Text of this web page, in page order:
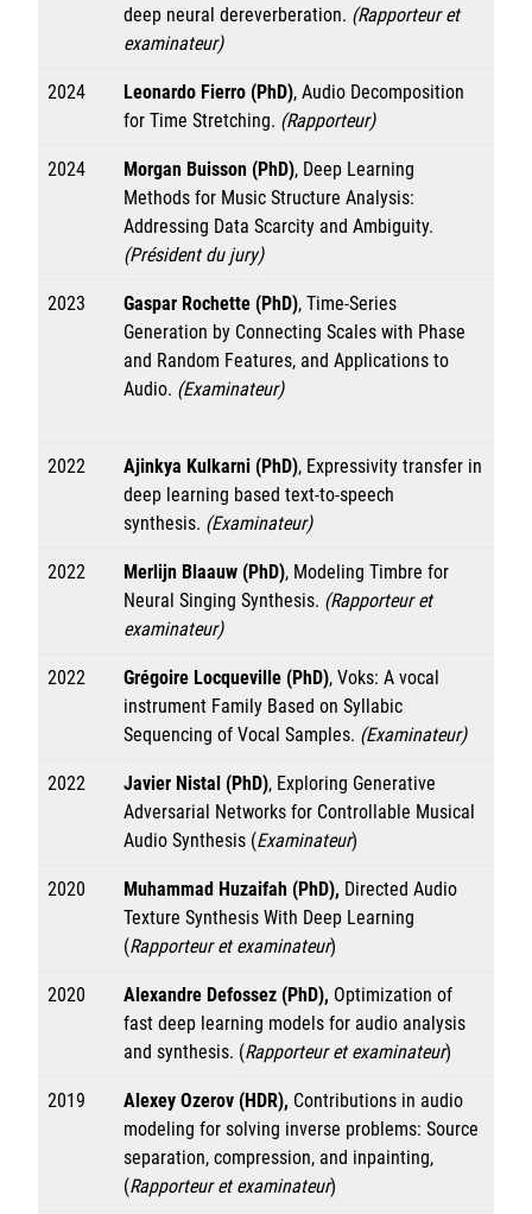
deep neural dereverberation. (Rapporteur et
examinateur)
2024 Leonardo Fierro (PhD), Audio Decomposition
for Time Stretching. (Rapporteur)
2024 Morgan Buisson (PhD), Deep Learning
Methods for Music Structure Analysis:
Addressing Data Scarcity and Ambiguity.
(Président du jury)
2023 Gaspar Rochette (PhD), Time-Series
Generation by Connecting Scales with Phase
and Random Features, and Applications to
Audio. (Examinateur)
2022 Ajinkya Kulkarni (PhD), Expressivity transfer in
deep learning based text-to-speech
synthesis. (Examinateur)
2022 Merlijn Blaauw (PhD), Modeling Timbre for
Neural Singing Synthesis. (Rapporteur et
examinateur)
2022 Grégoire Locqueville (PhD), Voks: A vocal
instrument Family Based on Syllabic
Sequencing of Vocal Samples. (Examinateur)
2022 Javier Nistal (PhD), Exploring Generative
Adversarial Networks for Controllable Musical
Audio Synthesis (Examinateur)
2020 Muhammad Huzaifah (PhD), Directed Audio
Texture Synthesis With Deep Learning
(Rapporteuret examinateur)
2020 Alexandre Defossez (PhD), Optimization of
fast deep learning models for audio analysis
and synthesis. (Rapporteur et examinateur)
2019 Alexey Ozerov (HDR), Contributions in audio
modeling for solving inverse problems: Source
separation, compression, and inpainting,
(Rapporteur et examinateur)